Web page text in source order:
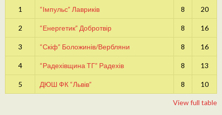
1 “Імпульс” Лавриків 8 20
2 “Енергетик” Добротвір 8 16
3 “Скіф” Боложинів/Вербляни 8 16
4 “Радехівщина ТГ” Радехів 8 13
5 ДЮШ ФК “Львів” 8 10
View full table